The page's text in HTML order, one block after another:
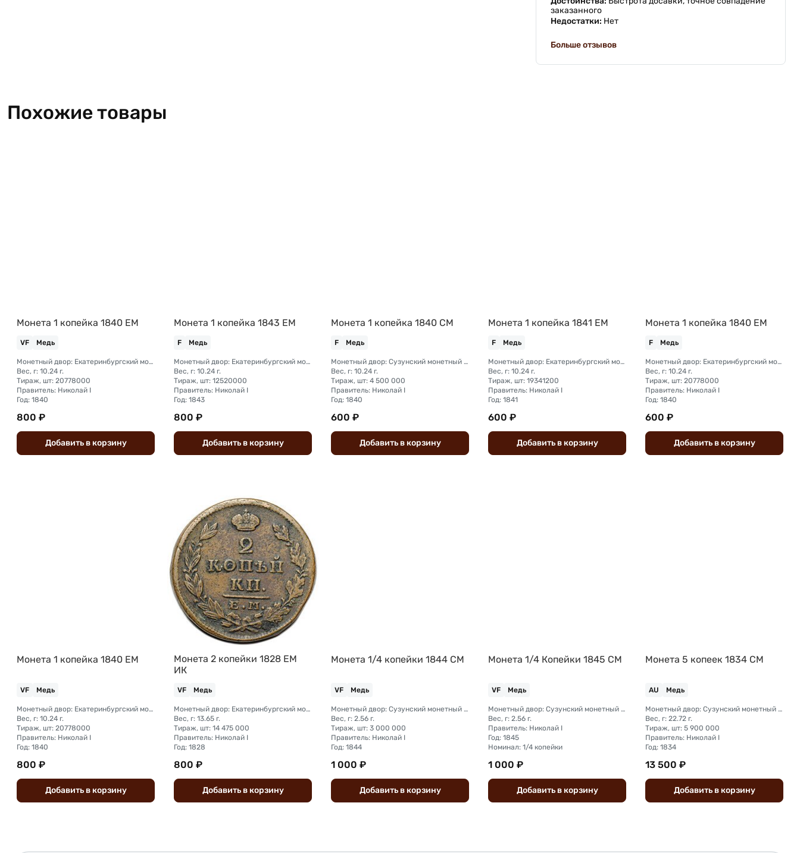
заказанного
Недостатки: Нет
Больше отзывов
Похожие товары
Монета 1 копейка 1840 ЕМ
VF Медь
Монетный двор: Екатеринбургский монетный двор
Вес, г: 10.24 г.
Тираж, шт: 20778000
Правитель: Николай I
Год: 1840
800 ₽
Добавить вкорзину
Монета 1 копейка 1843 ЕМ
F Медь
Монетный двор: Екатеринбургский монетный двор
Вес, г: 10.24 г.
Тираж, шт: 12520000
Правитель: Николай I
Год: 1843
800 ₽
Добавить вкорзину
Монета 1 копейка 1840 СМ
F Медь
Монетный двор: Сузунский монетный двор (Сибирь)
Вес, г: 10.24 г.
Тираж, шт: 4 500 000
Правитель: Николай I
Год: 1840
600 ₽
Добавить вкорзину
Монета 1 копейка 1841 ЕМ
F Медь
Монетный двор: Екатеринбургский монетный двор
Вес, г: 10.24 г.
Тираж, шт: 19341200
Правитель: Николай I
Год: 1841
600 ₽
Добавить вкорзину
Монета 1 копейка 1840 ЕМ
F Медь
Монетный двор: Екатеринбургский монетный двор
Вес, г: 10.24 г.
Тираж, шт: 20778000
Правитель: Николай I
Год: 1840
600 ₽
Добавить вкорзину
Монета 1 копейка 1840 ЕМ
VF Медь
Монетный двор: Екатеринбургский монетный двор
Вес, г: 10.24 г.
Тираж, шт: 20778000
Правитель: Николай I
Год: 1840
800 ₽
Добавить вкорзину
Монета 2 копейки 1828 ЕМ
ИК
VF Медь
Монетный двор: Екатеринбургский монетный двор
Вес, г: 13.65 г.
Тираж, шт: 14 475 000
Правитель: Николай I
Год: 1828
800 ₽
Добавить вкорзину
Монета 1/4 копейки 1844 СМ
VF Медь
Монетный двор: Сузунский монетный двор (Сибирь)
Вес, г: 2.56 г.
Тираж, шт: 3 000 000
Правитель: Николай I
Год: 1844
1 000 ₽
Добавить вкорзину
Монета 1/4 Копейки 1845 СМ
VF Медь
Монетный двор: Сузунский монетный двор (Сибирь)
Вес, г: 2.56 г.
Правитель: Николай I
Год: 1845
Номинал: 1/4 копейки
1 000 ₽
Добавить вкорзину
Монета 5 копеек 1834 СМ
AU Медь
Монетный двор: Сузунский монетный двор (Сибирь)
Вес, г: 22.72 г.
Тираж, шт: 5 900 000
Правитель: Николай I
Год: 1834
13 500 ₽
Добавить вкорзину